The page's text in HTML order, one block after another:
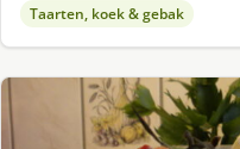
Taarten, koek & gebak